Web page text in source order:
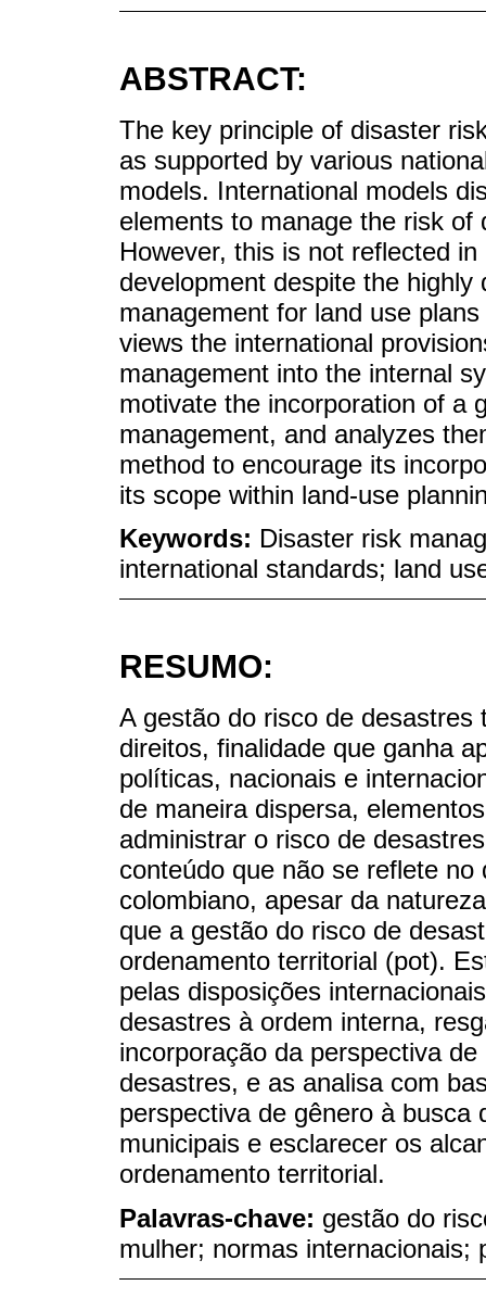
ABSTRACT:
The key principle of disaster
as supported by various
models. International models
elements to manage the risk
However, this is not reflected
development despite the
management for land use
views the international
management into the internal
motivate the incorporation of a
management, and analyzes
method to encourage its
its scope within land-use
Keywords: Disaster risk
international standards; land
RESUMO:
A gestão do risco de
direitos, finalidade que ganha
políticas, nacionais e
de maneira dispersa,
administrar o risco de
conteúdo que não se reflete
colombiano, apesar da
que a gestão do risco de
ordenamento territorial (pot).
pelas disposições
desastres à ordem interna,
incorporação da perspectiva
desastres, e as analisa com
perspectiva de gênero à busca
municipais e esclarecer os
ordenamento territorial.
Palavras-chave: gestão do
mulher; normas internacionais;